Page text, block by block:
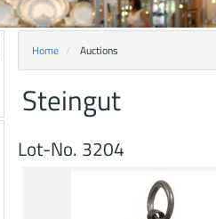
Home Auctions
Steingut
Lot-No. 3204